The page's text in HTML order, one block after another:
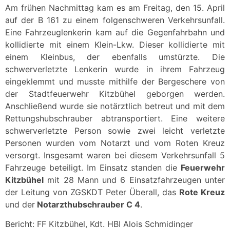
Am frühen Nachmittag kam es am Freitag, den 15. April
auf der B 161 zu einem folgenschweren Verkehrsunfall.
Eine Fahrzeuglenkerin kam auf die Gegenfahrbahn und
kollidierte mit einem Klein-Lkw. Dieser kollidierte mit
einem Kleinbus, der ebenfalls umstürzte. Die
schwerverletzte Lenkerin wurde in ihrem Fahrzeug
eingeklemmt und musste mithilfe der Bergeschere von
der Stadtfeuerwehr Kitzbühel geborgen werden.
Anschließend wurde sie notärztlich betreut und mit dem
Rettungshubschrauber abtransportiert. Eine weitere
schwerverletzte Person sowie zwei leicht verletzte
Personen wurden vom Notarzt und vom Roten Kreuz
versorgt. Insgesamt waren bei diesem Verkehrsunfall 5
Fahrzeuge beteiligt. Im Einsatz standen die Feuerwehr
Kitzbühel mit 28 Mann und 6 Einsatzfahrzeugen unter
der Leitung von ZGSKDT Peter Überall, das Rote Kreuz
und der Notarzthubschrauber C 4.
Bericht: FF Kitzbühel, Kdt. HBI Alois Schmidinger